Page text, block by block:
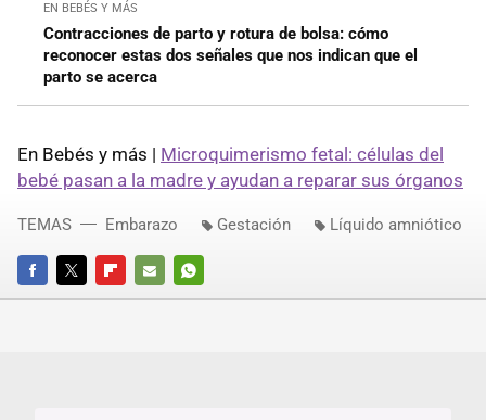
EN BEBÉS Y MÁS
Contracciones de parto y rotura de bolsa: cómo
reconocer estas dos señales que nos indican que el
parto se acerca
En Bebés y más | Microquimerismo fetal: células del
bebé pasan a la madre y ayudan a reparar sus órganos
FACEBOOKTWITTERFLIPBOARD
E-
WHATSAPP
TEMAS Embarazo Gestación Líquido amniótico